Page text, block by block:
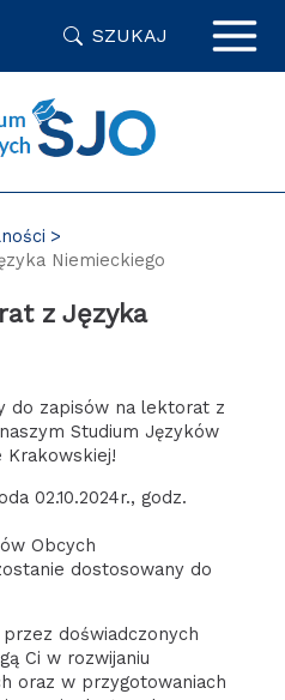
SZUKAJ
Niemieckiego
z Języka
do zapisów na lektorat z
Studium Języków
Krakowskiej!
02.10.2024r., godz.
Obcych
dostosowany do
doświadczonych
Ci w rozwijaniu
oraz w przygotowaniach